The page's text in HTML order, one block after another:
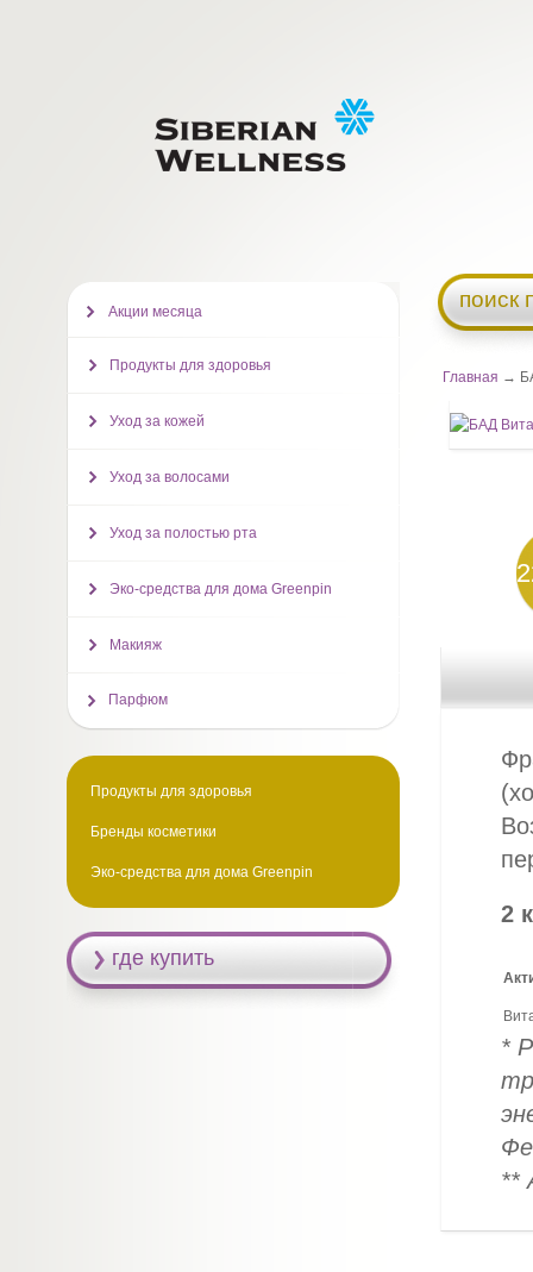
поиск
Главная →
2
*
**
Акции месяца
Продукты для здоровья
Уход за кожей
Уход за волосами
Уход за полостью рта
Эко-средства для дома Greenpin
Макияж
Парфюм
Продукты для здоровья
Бренды косметики
Эко-средства для дома Greenpin
где купить